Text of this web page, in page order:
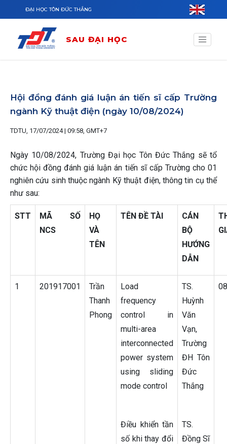
Nhảy đến nội dung
ĐẠI HỌC TÔN ĐỨC THẮNG
SAU ĐẠI HỌC
Hội đồng đánh giá luận án tiến sĩ cấp Trường
ngành Kỹ thuật điện (ngày 10/08/2024)
TDTU, 17/07/2024 | 09:58, GMT+7
Ngày 10/08/2024, Trường Đại học Tôn Đức Thắng sẽ tổ
chức hội đồng đánh giá luận án tiến sĩ cấp Trường cho 01
nghiên cứu sinh thuộc ngành Kỹ thuật điện, thông tin cụ thể
như sau:
STT
MÃ SỐ
NCS
HỌ
VÀ
TÊN
TÊN ĐỀ TÀI
CÁN
BỘ
HƯỚNG
DẪN
1 201917001
Trần
Thanh
Phong
Load
frequency
control in
multi-area
interconnected
power system
using sliding
mode control
Điều khiển tần
số khi thay đổi
TS.
Huỳnh
Văn
Vạn,
Trường
ĐH Tôn
Đức
Thắng
TS.
Đồng Sĩ